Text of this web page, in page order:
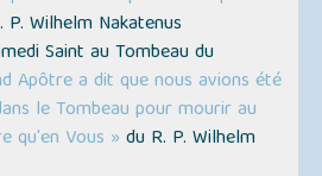
P. Wilhelm Nakatenus
Saint au Tombeau du
Apôtre a dit que nous avions été
le Tombeau pour mourir au
qu'en Vous » du R. P. Wilhelm